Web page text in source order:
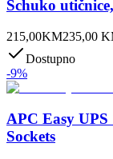
Schuko
215,00KM235,00
Dostupno
-9%
APC Easy
Sockets